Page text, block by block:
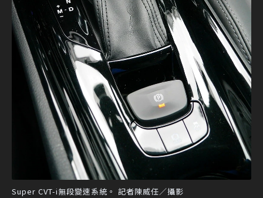
Super CVT-i無段變速系統。 記者陳威任／攝影